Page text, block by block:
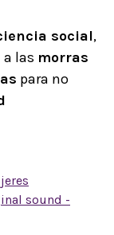
social,
las morras
para no
sound -